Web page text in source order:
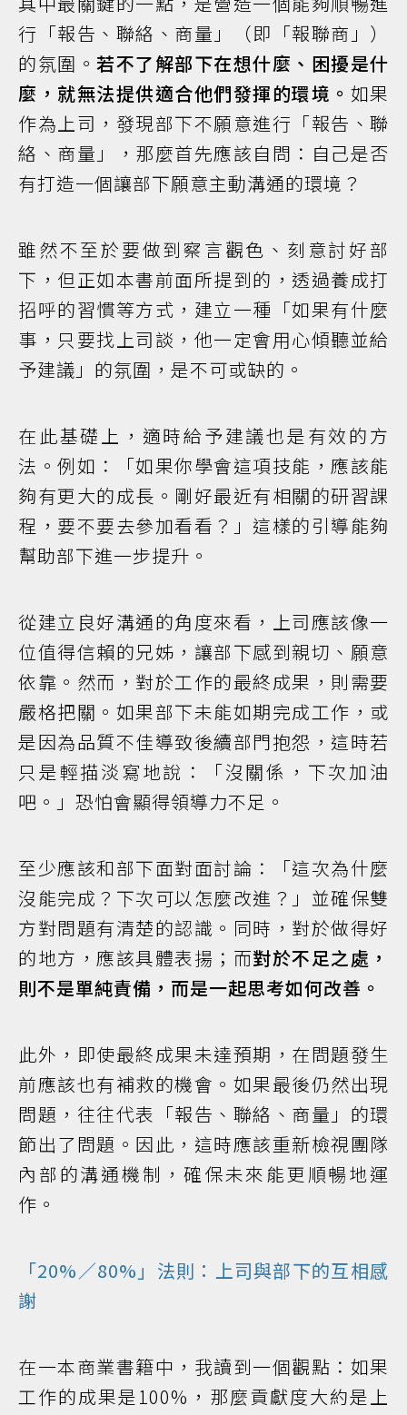
行「報告、聯絡、商量」（即「報聯商」）
的氛圍。 若不了解部下在想什麼、困擾是什
麼，就無法提供適合他們發揮的環境。 如果
作為上司，發現部下不願意進行「報告、聯
絡、商量」，那麼首先應該自問：自己是否
有打造一個讓部下願意主動溝通的環境？
雖然不至於要做到察言觀色、刻意討好部
下，但正如本書前面所提到的，透過養成打
招呼的習慣等方式，建立一種「如果有什麼
事，只要找上司談，他一定會用心傾聽並給
予建議」的氛圍，是不可或缺的。
在此基礎上，適時給予建議也是有效的方
法。例如：「如果你學會這項技能，應該能
夠有更大的成長。剛好最近有相關的研習課
程，要不要去參加看看？」這樣的引導能夠
幫助部下進一步提升。
從建立良好溝通的角度來看，上司應該像一
位值得信賴的兄姊，讓部下感到親切、願意
依靠。然而，對於工作的最終成果，則需要
嚴格把關。如果部下未能如期完成工作，或
是因為品質不佳導致後續部門抱怨，這時若
只是輕描淡寫地說：「沒關係，下次加油
吧。」恐怕會顯得領導力不足。
至少應該和部下面對面討論：「這次為什麼
沒能完成？下次可以怎麼改進？」並確保雙
方對問題有清楚的認識。同時，對於做得好
的地方，應該具體表揚；而對於不足之處，
則不是單純責備，而是一起思考如何改善。
此外，即使最終成果未達預期，在問題發生
前應該也有補救的機會。如果最後仍然出現
問題，往往代表「報告、聯絡、商量」的環
節出了問題。因此，這時應該重新檢視團隊
內部的溝通機制，確保未來能更順暢地運
作。
「20%／80%」法則：上司與部下的互相感
謝
在一本商業書籍中，我讀到一個觀點：如果
工作的成果是100%，那麼貢獻度大約是上